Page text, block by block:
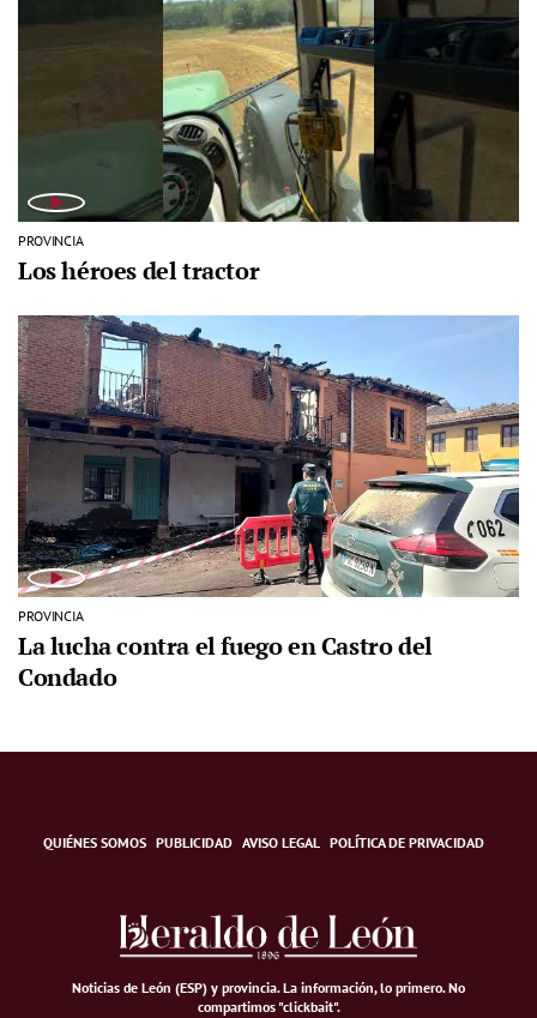
PROVINCIA
Los héroes del tractor
PROVINCIA
La lucha contra el fuego en Castro del
Condado
QUIÉNES SOMOS PUBLICIDAD AVISO LEGAL POLÍTICA DE PRIVACIDAD
Noticias de León (ESP) y provincia. La información, lo primero.No
compartimos "clickbait".